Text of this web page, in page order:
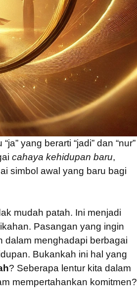
yang berarti “jadi” dan “nur”
cahaya kehidupan baru,
simbol awal yang baru bagi
mudah patah. Ini menjadi
Pasangan yang ingin
dalam menghadapi berbagai
Bukankah ini hal yang
? Seberapa lentur kita dalam
mempertahankan komitmen?